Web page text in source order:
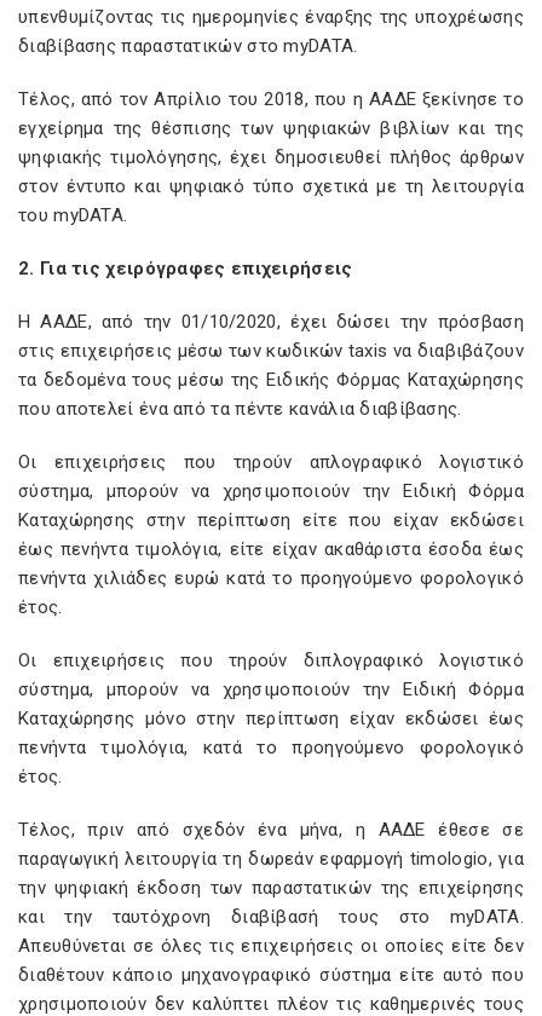
υπενθυμίζοντας τις ημερομηνίες έναρξης της υποχρέωσης
διαβίβασης παραστατικών στο myDATA.
Τέλος, από τον Απρίλιο του 2018, που η ΑΑΔΕ ξεκίνησε το
εγχείρημα της θέσπισης των ψηφιακών βιβλίων και της
ψηφιακής τιμολόγησης, έχει δημοσιευθεί πλήθος άρθρων
στον έντυπο και ψηφιακό τύπο σχετικά με τη λειτουργία
του myDATA.
2. Για τις χειρόγραφες επιχειρήσεις
Η ΑΑΔΕ, από την 01/10/2020, έχει δώσει την πρόσβαση
στις επιχειρήσεις μέσω των κωδικών taxis να διαβιβάζουν
τα δεδομένα τους μέσω της Ειδικής Φόρμας Καταχώρησης
που αποτελεί ένα από τα πέντε κανάλια διαβίβασης.
Οι επιχειρήσεις που τηρούν απλογραφικό λογιστικό
σύστημα, μπορούν να χρησιμοποιούν την Ειδική Φόρμα
Καταχώρησης στην περίπτωση είτε που είχαν εκδώσει
έως πενήντα τιμολόγια, είτε είχαν ακαθάριστα έσοδα έως
πενήντα χιλιάδες ευρώ κατά το προηγούμενο φορολογικό
έτος.
Οι επιχειρήσεις που τηρούν διπλογραφικό λογιστικό
σύστημα, μπορούν να χρησιμοποιούν την Ειδική Φόρμα
Καταχώρησης μόνο στην περίπτωση είχαν εκδώσει έως
πενήντα τιμολόγια, κατά το προηγούμενο φορολογικό
έτος.
Τέλος, πριν από σχεδόν ένα μήνα, η ΑΑΔΕ έθεσε σε
παραγωγική λειτουργία τη δωρεάν εφαρμογή timologio, για
την ψηφιακή έκδοση των παραστατικών της επιχείρησης
και την ταυτόχρονη διαβίβασή τους στo myDATA.
Απευθύνεται σε όλες τις επιχειρήσεις οι οποίες είτε δεν
διαθέτουν κάποιο μηχανογραφικό σύστημα είτε αυτό που
χρησιμοποιούν δεν καλύπτει πλέον τις καθημερινές τους